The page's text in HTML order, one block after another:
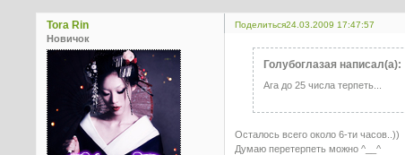
Поделиться24.03.2009 17:47:57
Tora Rin
Новичок
Голубоглазая написал(а):
Ага до 25 числа терпеть...
Осталось всего около 6-ти часов..))
Думаю перетерпеть можно ^__^